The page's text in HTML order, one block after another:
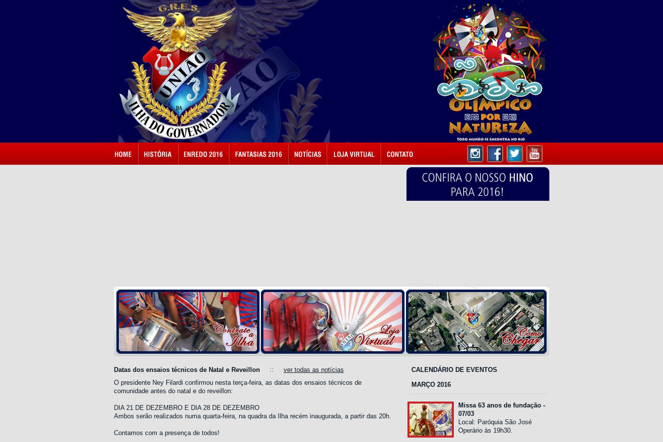
Datas dos ensaios técnicos de Natal e Reveillon :: ver todas as notícias
O presidente Ney Filardi confirmou nesta terça-feira, as datas dos ensaios técnicos de
comunidade antes do natal e do reveillon:
DIA 21 DE DEZEMBRO E DIA 28 DE DEZEMBRO
Ambos serão realizados numa quarta-feira, na quadra da Ilha recém inaugurada, a partir das 20h.
Contamos com a presença de todos!